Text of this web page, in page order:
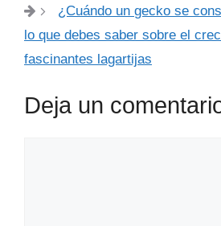
¿Cuándo un gecko se
lo que debes saber sobre el
fascinantes lagartijas
Deja un